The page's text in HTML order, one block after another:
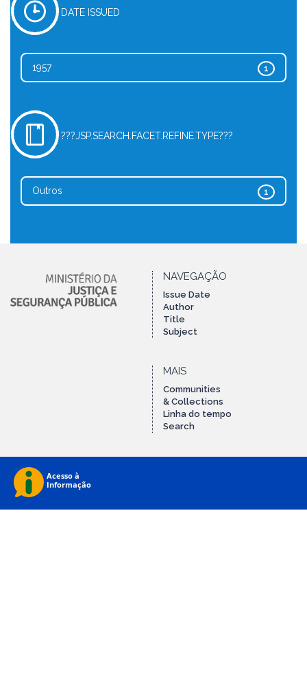
DATE ISSUED
1
1957
???JSP.SEARCH.FACET.REFINE.TYPE???
1
Outros
NAVEGAÇÃO
Issue Date
Author
Title
Subject
MAIS
Communities
& Collections
Linha do tempo
Search